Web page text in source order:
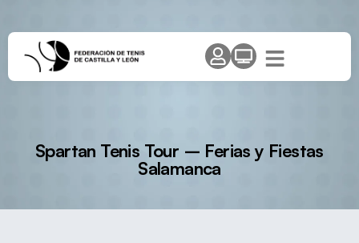
Spartan Tenis Tour – Ferias y Fiestas
Salamanca